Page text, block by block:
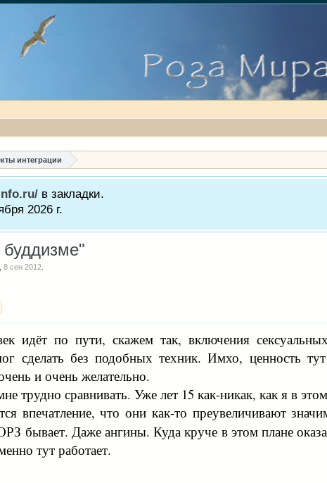
интеграции
в закладки.
2026 г.
,8 сен 2012
идёт по пути, скажем так, включения
сделать без подобных техник. Имхо, ценность
и очень желательно.
трудно сравнивать. Уже лет 15 как-никак, как я в
впечатление, что они как-то преувеличивают
бывает. Даже ангины. Куда круче в этом плане
тут работает.